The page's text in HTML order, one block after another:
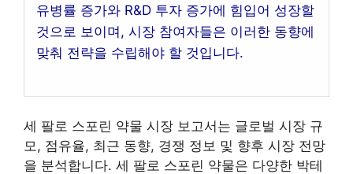
유병률 증가와 R&D 투자 증가에 힘입어 성장할
것으로 보이며, 시장 참여자들은 이러한 동향에
맞춰 전략을 수립해야 할 것입니다.
세 팔로 스포린 약물 시장 보고서는 글로벌 시장 규
모, 점유율, 최근 동향, 경쟁 정보 및 향후 시장 전망
을 분석합니다. 세 팔로 스포린 약물은 다양한 박테